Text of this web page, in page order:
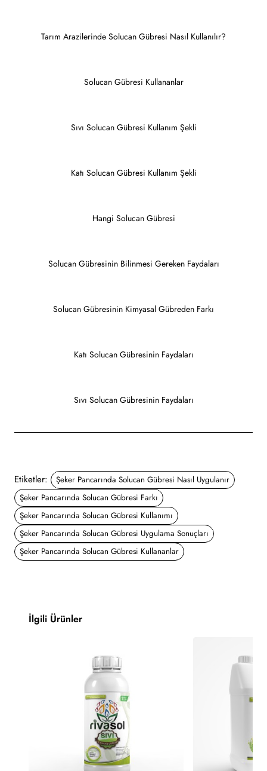
Tarım Arazilerinde Solucan Gübresi Nasıl Kullanılır?
Solucan Gübresi Kullananlar
Sıvı Solucan Gübresi Kullanım Şekli
Katı Solucan Gübresi Kullanım Şekli
Hangi Solucan Gübresi
Solucan Gübresinin Bilinmesi Gereken Faydaları
Solucan Gübresinin Kimyasal Gübreden Farkı
Katı Solucan Gübresinin Faydaları
Sıvı Solucan Gübresinin Faydaları
Etiketler:
Şeker Pancarında Solucan Gübresi Nasıl Uygulanır
Şeker Pancarında Solucan Gübresi Farkı
Şeker Pancarında Solucan Gübresi Kullanımı
Şeker Pancarında Solucan Gübresi Uygulama Sonuçları
Şeker Pancarında Solucan Gübresi Kullananlar
İlgili Ürünler